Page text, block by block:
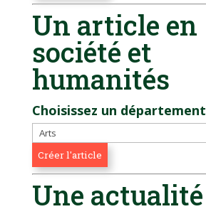
Un article en
société et
humanités
Choisissez un département
Une actualité